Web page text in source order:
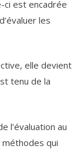
ci est encadrée
les
elle devient
tenu de la
l’évaluation au
qui